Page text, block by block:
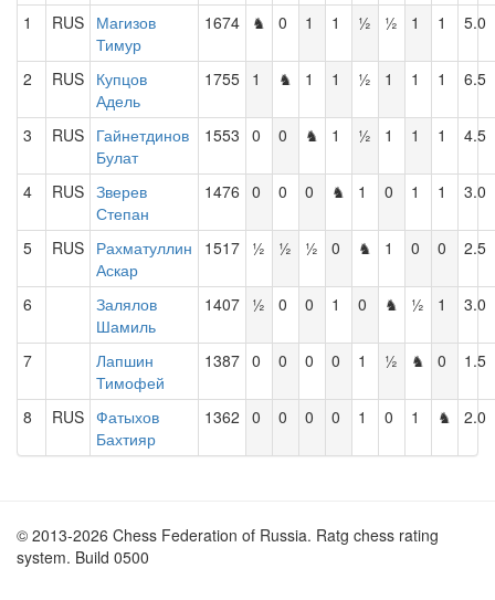
1 RUS Магизов
Тимур
1674 ♞ 0 1 1 ½ ½ 1 1 5.0
2 RUS Купцов
Адель
1755 1 ♞ 1 1 ½ 1 1 1 6.5
3 RUS Гайнетдинов
Булат
1553 0 0 ♞ 1 ½ 1 1 1 4.5
4 RUS Зверев
Степан
1476 0 0 0 ♞ 1 0 1 1 3.0
5 RUS Рахматуллин
Аскар
1517 ½ ½ ½ 0 ♞ 1 0 0 2.5
6
Залялов
Шамиль
1407 ½ 0 0 1 0 ♞ ½ 1 3.0
7
Лапшин
Тимофей
1387 0 0 0 0 1 ½ ♞ 0 1.5
8 RUS Фатыхов
Бахтияр
1362 0 0 0 0 1 0 1 ♞ 2.0
© 2013-2026 Chess Federation of Russia. Ratg chess rating
system. Build 0500